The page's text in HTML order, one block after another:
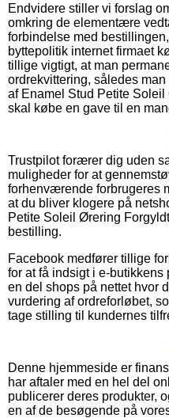
Endvidere stiller vi forslag
omkring de elementære
forbindelse med
byttepolitik internet firmaet
tillige vigtigt, at man
ordrekvittering, således
af Enamel Stud Petite
skal købe en gave til en
Trustpilot forærer dig uden
muligheder for at
forhenværende forbrugeres
at du bliver klogere på
Petite Soleil Ørering
bestilling.
Facebook medfører tillige
for at få indsigt i e-
en del shops på nettet hvor
vurdering af ordreforløbet,
tage stilling til kundernes
Denne hjemmeside er
har aftaler med en hel del
publicerer deres produkter,
en af de besøgende på